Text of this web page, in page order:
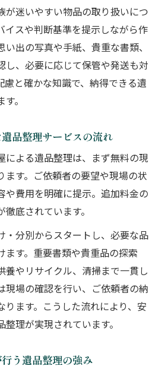
が迷いやすい物品の取り扱いにつ
イスや判断基準を提示しながら作
出の写真や手紙、貴重な書類、
し、必要に応じて保管や発送も対
慮と確かな知識で、納得できる遺
。
品整理サービスの流れ
による遺品整理は、まず無料の現
ます。ご依頼者の要望や現場の状
や費用を明確に提示。追加料金の
底されています。
・分別からスタートし、必要な品
ます。重要書類や貴重品の探索
養やリサイクル、清掃まで一貫し
現場の確認を行い、ご依頼者の納
ります。こうした流れにより、安
理が実現されています。
う遺品整理の強み